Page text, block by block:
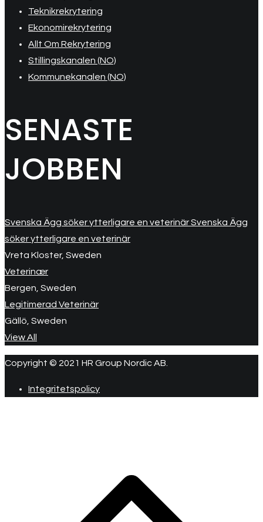
Teknikrekrytering
Ekonomirekrytering
Allt Om Rekrytering
Stillingskanalen (NO)
Kommunekanalen (NO)
SENASTE
JOBBEN
Svenska Ägg söker ytterligare en veterinär Svenska Ägg
söker ytterligare en veterinär
Vreta Kloster, Sweden
Veterinær
Bergen, Sweden
Legitimerad Veterinär
Gällö, Sweden
View All
Copyright © 2021 HR Group Nordic AB.
Integritetspolicy